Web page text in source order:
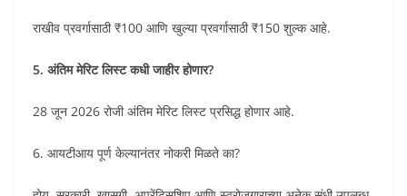
राखीव प्रवर्गासाठी ₹100 आणि खुल्या प्रवर्गासाठी ₹150 शुल्क आहे.
5. अंतिम मेरिट लिस्ट कधी जाहीर होणार?
28 जून 2026 रोजी अंतिम मेरिट लिस्ट प्रसिद्ध होणार आहे.
6. आयटीआय पूर्ण केल्यानंतर नोकरी मिळते का?